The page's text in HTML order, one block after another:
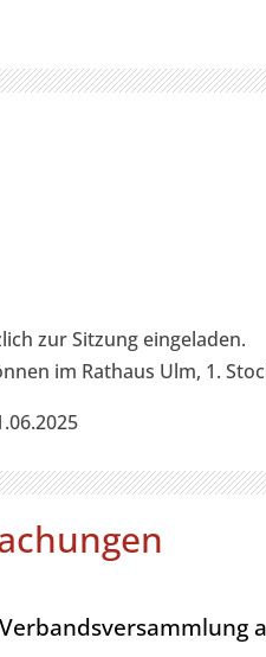
zur Sitzung eingeladen.
im Rathaus Ulm, 1.